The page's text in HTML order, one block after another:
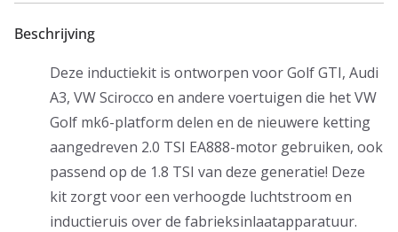
motoren!
aantal
Beschrijving
Deze inductiekit is ontworpen voor Golf GTI, Audi
A3, VW Scirocco en andere voertuigen die het VW
Golf mk6-platform delen en de nieuwere ketting
aangedreven 2.0 TSI EA888-motor gebruiken, ook
passend op de 1.8 TSI van deze generatie! Deze
kit zorgt voor een verhoogde luchtstroom en
inductieruis over de fabrieksinlaatapparatuur.